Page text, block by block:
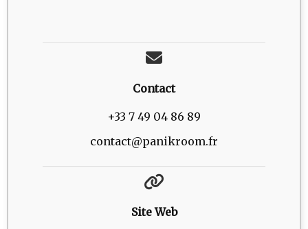
Contact
+33 7 49 04 86 89
contact@panikroom.fr
Site Web